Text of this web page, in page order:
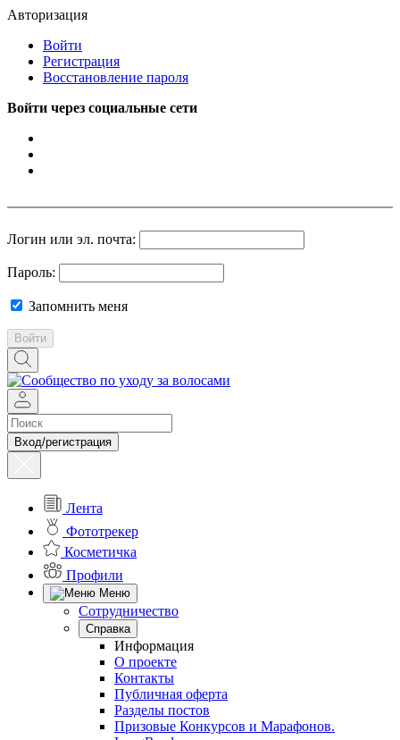
Авторизация
Войти
Регистрация
Восстановление пароля
Войти через социальные сети
Логин или эл. почта:
Пароль:
Запомнить меня
Войти
Вход/регистрация
Лента
Фототрекер
Косметичка
Профили
Меню
Сотрудничество
Справка
Информация
О проекте
Контакты
Публичная оферта
Разделы постов
Призовые Конкурсов и Марафонов.